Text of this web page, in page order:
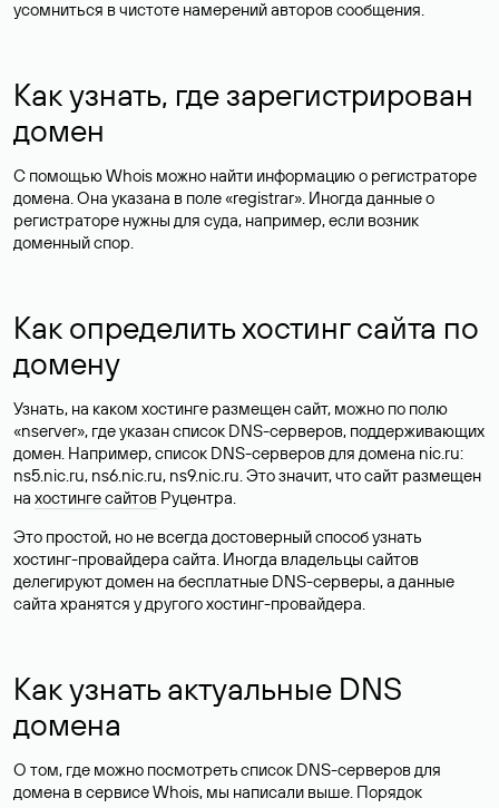
усомниться в чистоте намерений авторов сообщения.
Как узнать, где зарегистрирован
домен
С помощью Whois можно найти информацию о регистраторе
домена. Она указана в поле «registrar». Иногда данные о
регистраторе нужны для суда, например, если возник
доменный спор.
Как определить хостинг сайта по
домену
Узнать, на каком хостинге размещен сайт, можно по полю
«nserver», где указан список DNS-серверов, поддерживающих
домен. Например, список DNS-серверов для домена nic.ru:
ns5.nic.ru, ns6.nic.ru, ns9.nic.ru. Это значит, что сайт размещен
на хостинге сайтов Руцентра.
Это простой, но не всегда достоверный способ узнать
хостинг-провайдера сайта. Иногда владельцы сайтов
делегируют домен на бесплатные DNS-серверы, а данные
сайта хранятся у другого хостинг-провайдера.
Как узнать актуальные DNS
домена
О том, где можно посмотреть список DNS-серверов для
домена в сервисе Whois, мы написали выше. Порядок